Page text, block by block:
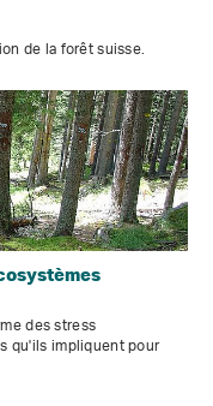
de la forêt suisse.
des stress
qu'ils impliquent pour